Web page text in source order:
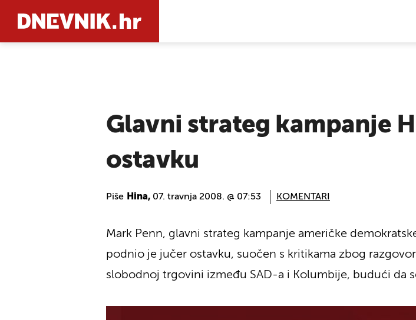
Glavni strateg kampanje
ostavku
Piše Hina, 07. travnja 2008. @ 07:53 KOMENTARI
Mark Penn, glavni strateg kampanje američke
podnio je jučer ostavku, suočen s kritikama zbog
slobodnoj trgovini između SAD-a i Kolumbije, budući da